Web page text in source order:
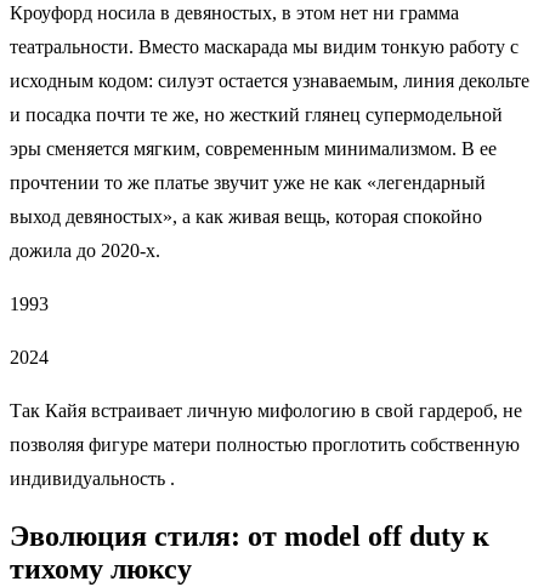
Кроуфорд носила в девяностых, в этом нет ни грамма
театральности. Вместо маскарада мы видим тонкую работу с
исходным кодом: силуэт остается узнаваемым, линия декольте
и посадка почти те же, но жесткий глянец супермодельной
эры сменяется мягким, современным минимализмом. В ее
прочтении то же платье звучит уже не как «легендарный
выход девяностых», а как живая вещь, которая спокойно
дожила до 2020-х.
1993
2024
Так Кайя встраивает личную мифологию в свой гардероб, не
позволяя фигуре матери полностью проглотить собственную
индивидуальность .
Эволюция стиля: от model off duty к
тихому люксу